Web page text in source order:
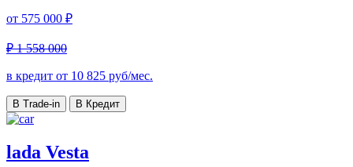
от 575 000 ₽
₽ 1 558 000
в кредит от 10 825 руб/мес.
В Trade-in В Кредит
lada Vesta